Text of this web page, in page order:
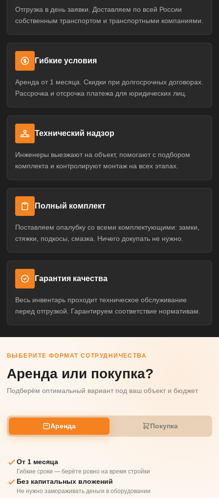
Отгрузка в день заявки. Доставляем по всей России
собственным транспортом и транспортными компаниями.
Гибкие условия
Аренда от 1 месяца. Скидки при долгосрочных договорах.
Рассрочка и отсрочка платежа для юридических лиц.
Технический надзор
Инженеры выезжают на объект, помогают с подбором
комплекта и контролируют монтаж на всех этапах.
Полный комплект
Поставляем опалубку со всеми комплектующими: замки,
стяжки, подкосы, смазка. Ничего докупать не нужно.
Гарантия качества
Весь инвентарь проходит техническое обслуживание
перед отгрузкой. Гарантируем соответствие нормативам.
ВЫБЕРИТЕ ФОРМАТ СОТРУДНИЧЕСТВА
Аренда или покупка?
Подберём оптимальный вариант под ваш объект и бюджет
Аренда Покупка
От 1 месяца
Гибкие сроки — берёте ровно на время стройки
Без капитальных вложений
Не нужно замораживать деньги в оборудовании